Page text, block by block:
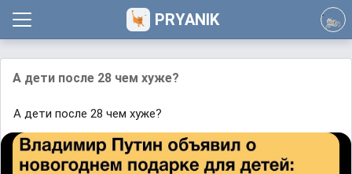
PRYANIK
А дети после 28 чем хуже?
А дети после 28 чем хуже?